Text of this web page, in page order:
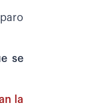
se
la